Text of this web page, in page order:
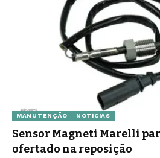
MANUTENÇÃO NOTÍCIAS
Sensor Magneti Marelli
ofertado na reposição